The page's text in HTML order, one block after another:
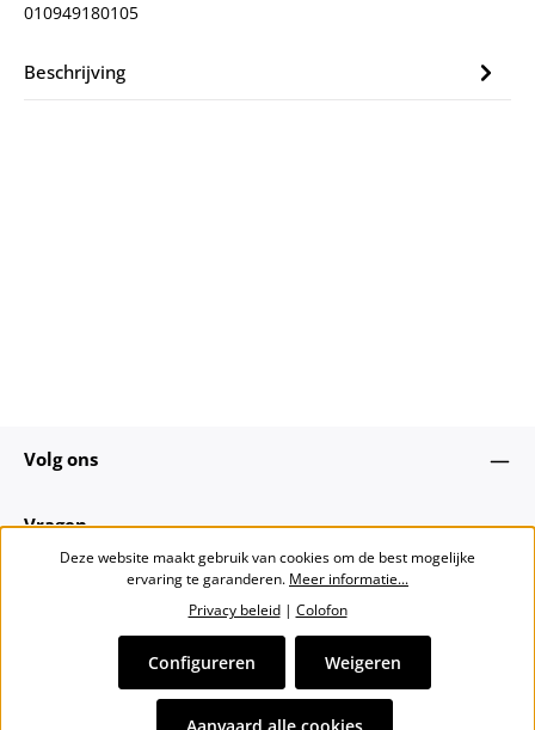
010949180105
Beschrijving
Volg ons
Vragen
Alle prijzen incl. btw plusverzendkosten
Deze website maakt gebruik van cookies om de best mogelijke
ervaring te garanderen. Meer informatie...
Privacy beleid| Colofon
Weigeren
Configureren